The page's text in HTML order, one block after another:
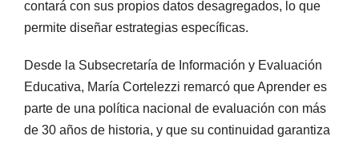
contará con sus propios datos desagregados, lo que
permite diseñar estrategias específicas.
Desde la Subsecretaría de Información y Evaluación
Educativa, María Cortelezzi remarcó que Aprender es
parte de una política nacional de evaluación con más
de 30 años de historia, y que su continuidad garantiza